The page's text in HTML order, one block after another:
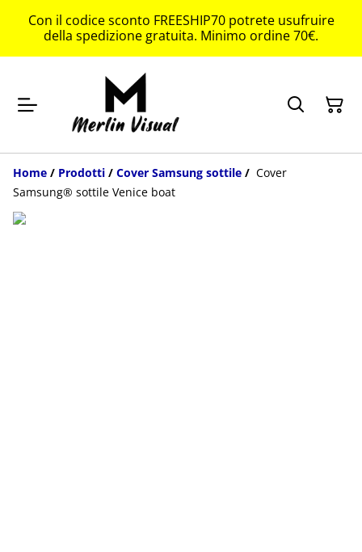
Con il codice sconto FREESHIP70 potrete usufruire
della spedizione gratuita. Minimo ordine 70€.
Home / Prodotti / Cover Samsung sottile / Cover
Samsung® sottile Venice boat